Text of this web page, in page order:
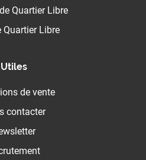
Quartier Libre
Quartier Libre
Utiles
de vente
contacter